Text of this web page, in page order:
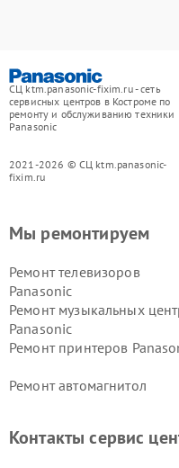
СЦ ktm.panasonic-fixim.ru - сеть
сервисных центров в Костроме по
ремонту и обслуживанию техники
Panasonic
2021-2026 © СЦ ktm.panasonic-
fixim.ru
Мы ремонтируем
Ремонт телевизоров
Panasonic
Ремонт музыкальных
Panasonic
Ремонт принтеров
Ремонт автомагнитол
Контакты сервис